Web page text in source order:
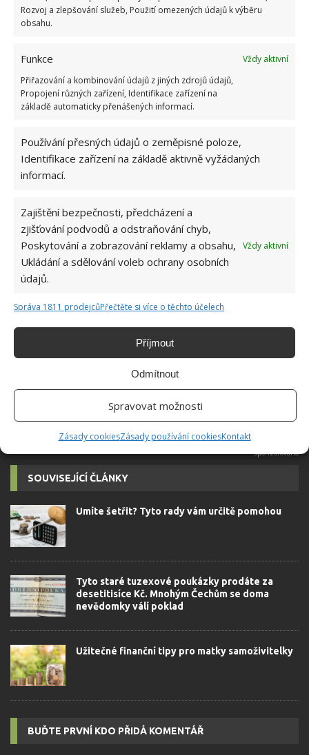
Rozvoj a zlepšování služeb, Použití omezených údajů k výběru
obsahu.
Funkce
Vždy aktivní
Přiřazování a kombinování údajů z jiných zdrojů údajů,
Propojení různých zařízení, Identifikace zařízení na
základě automaticky přenášených informací.
Používání přesných údajů o zeměpisné poloze,
Identifikace zařízení na základě aktivně vyžádaných
informací.
Zajištění bezpečnosti, předcházení a
zjišťování podvodů a odstraňování chyb,
Poskytování a zobrazování reklamy a obsahu,
Ukládání a sdělování voleb ochrany osobních
údajů.
Vždy aktivní
Správa 1811 prodejcůPřečtěte si více o těchto účelech
Příjmout
Odmítnout
Spravovat možnosti
Zásady cookiesZásady používání cookiesKontakt
Přidejte svůj názor
KOMENTOVAT
Hana Musilová
přidala během svých studií a práce
redaktorky ji tak nadchla, že se
autorovi]
SOUVISEJÍCÍ ČLÁNKY
Umíte šetřit? Tyto rady vám určitě pomohou
Tyto staré tuzexové poukázky prodáte za
desetitisíce Kč. Mnohým Čechům se doma
nevědomky válí poklad
Užitečné finanční tipy pro matky samoživitelky
BUĎTE PRVNÍ KDO PŘIDÁ KOMENTÁŘ